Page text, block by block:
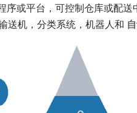
序或平台，可控制仓库或配
送机，分类系统，机器人和